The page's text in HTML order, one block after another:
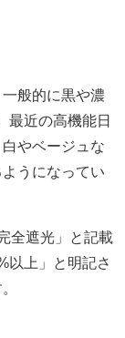
般的に黒や濃
最近の高機能日
やベージュな
うになってい
全遮光」と記載
以上」と明記さ